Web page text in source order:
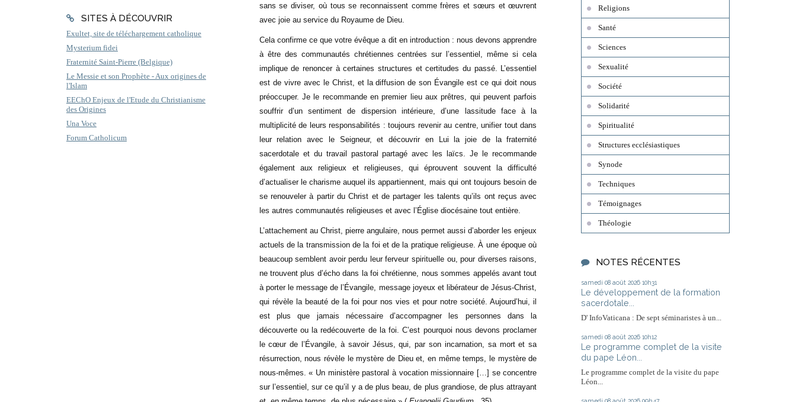
SITES À DÉCOUVRIR
Exultet, site de téléchargement catholique
Mysterium fidei
Fraternité Saint-Pierre (Belgique)
Le Messie et son Prophète - Aux origines de
l'Islam
EEChO Enjeux de l'Etude du Christianisme
des Origines
Una Voce
Forum Catholicum
sans se diviser, où tous se reconnaissent comme frères et sœurs et œuvrent
avec joie au service du Royaume de Dieu.
Cela confirme ce que votre évêque a dit en introduction : nous devons apprendre
à être des communautés chrétiennes centrées sur l’essentiel, même si cela
implique de renoncer à certaines structures et certitudes du passé. L’essentiel
est de vivre avec le Christ, et la diffusion de son Évangile est ce qui doit nous
préoccuper. Je le recommande en premier lieu aux prêtres, qui peuvent parfois
souffrir d’un sentiment de dispersion intérieure, d’une lassitude face à la
multiplicité de leurs responsabilités : toujours revenir au centre, unifier tout dans
leur relation avec le Seigneur, et découvrir en Lui la joie de la fraternité
sacerdotale et du travail pastoral partagé avec les laïcs. Je le recommande
également aux religieux et religieuses, qui éprouvent souvent la difficulté
d’actualiser le charisme auquel ils appartiennent, mais qui ont toujours besoin de
se renouveler à partir du Christ et de partager les talents qu’ils ont reçus avec
les autres communautés religieuses et avec l’Église diocésaine tout entière.
L’attachement au Christ, pierre angulaire, nous permet aussi d’aborder les enjeux
actuels de la transmission de la foi et de la pratique religieuse. À une époque où
beaucoup semblent avoir perdu leur ferveur spirituelle ou, pour diverses raisons,
ne trouvent plus d’écho dans la foi chrétienne, nous sommes appelés avant tout
à porter le message de l’Évangile, message joyeux et libérateur de Jésus-Christ,
qui révèle la beauté de la foi pour nos vies et pour notre société. Aujourd’hui, il
est plus que jamais nécessaire d’accompagner les personnes dans la
découverte ou la redécouverte de la foi. C’est pourquoi nous devons proclamer
le cœur de l’Évangile, à savoir Jésus, qui, par son incarnation, sa mort et sa
résurrection, nous révèle le mystère de Dieu et, en même temps, le mystère de
nous-mêmes. « Un ministère pastoral à vocation missionnaire […] se concentre
sur l’essentiel, sur ce qu’il y a de plus beau, de plus grandiose, de plus attrayant
Religions
Santé
Sciences
Sexualité
Société
Solidarité
Spiritualité
Structures ecclésiastiques
Synode
Techniques
Témoignages
Théologie
NOTES RÉCENTES
samedi 08 août 2026 10h31
Le développement de la formation
sacerdotale...
D' InfoVaticana : De sept séminaristes à un...
samedi 08 août 2026 10h12
Le programme complet de la visite
du pape Léon...
Le programme complet de la visite du pape
Léon...